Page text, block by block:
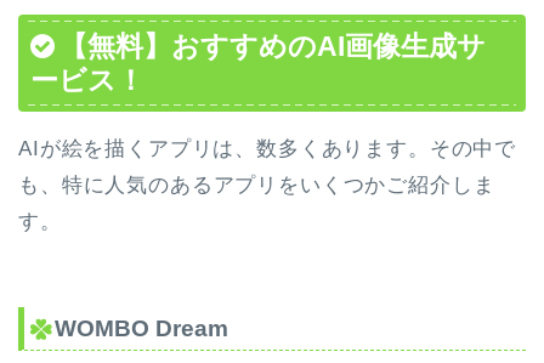
【無料】おすすめのAI画像生成サ
ービス！
AIが絵を描くアプリは、数多くあります。その中で
も、特に人気のあるアプリをいくつかご紹介しま
す。
WOMBO Dream